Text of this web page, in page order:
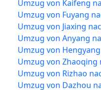
Umzug von Kaifeng
Umzug von Fuyang
Umzug von Jiaxing
Umzug von Anyang
Umzug von
Umzug von Zhaoqing
Umzug von Rizhao
Umzug von Dazhou